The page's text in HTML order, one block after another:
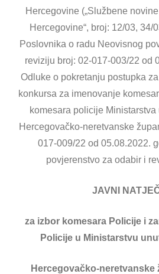
Hercegovine („Službene
Hercegovine“, broj: 12/03, 34/
Poslovnika o radu Neovisnog
reviziju broj: 02-017-003/22 od
Odluke o pokretanju postupka
konkursa za imenovanje
komesara policije
Hercegovačko-neretvanske
017-009/22 od 05.08.2022.
povjerenstvo za odabir i
JAVNI
za izbor komesara Policije i
Policije u Ministarstvu
Hercegovačko-neretvanske